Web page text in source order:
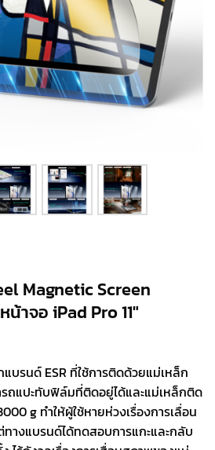
Magnetic Screen
าจอ iPad Pro 11″
บรนด์ ESR ที่ใช้การติดด้วยแม่เหล็ก
รถแปะทับฟิล์มที่ติดอยู่ได้และแม่เหล็กติด
g ทำให้ผู้ใช้หายห่วงเรื่องการเลื่อน
ทางแบรนด์ได้ทดสอบการแกะและกลับ